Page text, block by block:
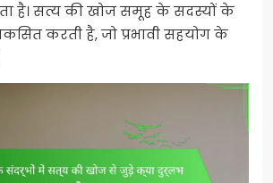
है। सत्य की खोज समूह के सदस्यों के
करती है, जो प्रभावी सहयोग के